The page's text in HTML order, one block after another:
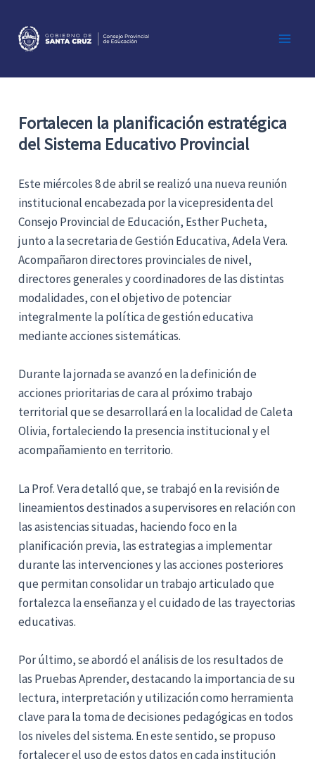
contenido
Fortalecen la planificación estratégica
del Sistema Educativo Provincial
Este miércoles 8 de abril se realizó una nueva reunión
institucional encabezada por la vicepresidenta del
Consejo Provincial de Educación, Esther Pucheta,
junto a la secretaria de Gestión Educativa, Adela Vera.
Acompañaron directores provinciales de nivel,
directores generales y coordinadores de las distintas
modalidades, con el objetivo de potenciar
integralmente la política de gestión educativa
mediante acciones sistemáticas.
Durante la jornada se avanzó en la definición de
acciones prioritarias de cara al próximo trabajo
territorial que se desarrollará en la localidad de Caleta
Olivia, fortaleciendo la presencia institucional y el
acompañamiento en territorio.
La Prof. Vera detalló que, se trabajó en la revisión de
lineamientos destinados a supervisores en relación con
las asistencias situadas, haciendo foco en la
planificación previa, las estrategias a implementar
durante las intervenciones y las acciones posteriores
que permitan consolidar un trabajo articulado que
fortalezca la enseñanza y el cuidado de las trayectorias
educativas.
Por último, se abordó el análisis de los resultados de
las Pruebas Aprender, destacando la importancia de su
lectura, interpretación y utilización como herramienta
clave para la toma de decisiones pedagógicas en todos
los niveles del sistema. En este sentido, se propuso
fortalecer el uso de estos datos en cada institución